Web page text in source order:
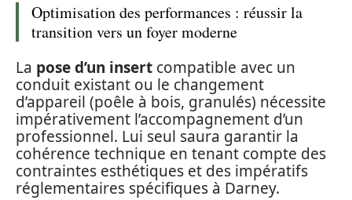
Optimisation des performances : réussir la
transition vers un foyer moderne
La pose d’un insert compatible avec un
conduit existant ou le changement
d’appareil (poêle à bois, granulés) nécessite
impérativement l’accompagnement d’un
professionnel. Lui seul saura garantir la
cohérence technique en tenant compte des
contraintes esthétiques et des impératifs
réglementaires spécifiques à Darney.